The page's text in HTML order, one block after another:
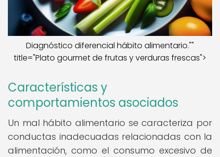
Diagnóstico diferencial hábito alimentario.""
title="Plato gourmet de frutas y verduras frescas">
Características y
comportamientos asociados
Un mal hábito alimentario se caracteriza por
conductas inadecuadas relacionadas con la
alimentación, como el consumo excesivo de